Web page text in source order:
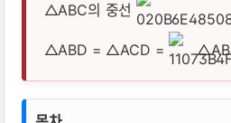
△ABC의 중선
△ABD = △ACD =